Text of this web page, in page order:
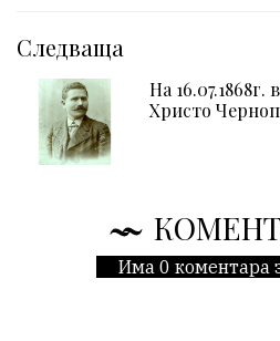
Следваща
На
Христо
Има 0 коментара